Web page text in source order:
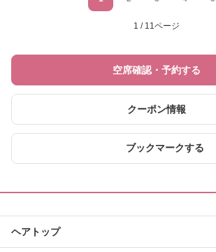
1 / 11ページ
空席確認・予約する
クーポン情報
ブックマークする
ヘアトップ